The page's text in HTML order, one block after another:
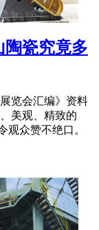
陶瓷究竟多
览会汇编》资料
美观、精致的
观众赞不绝口。